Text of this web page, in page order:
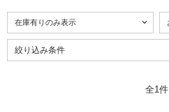
絞り込み条件
全1件